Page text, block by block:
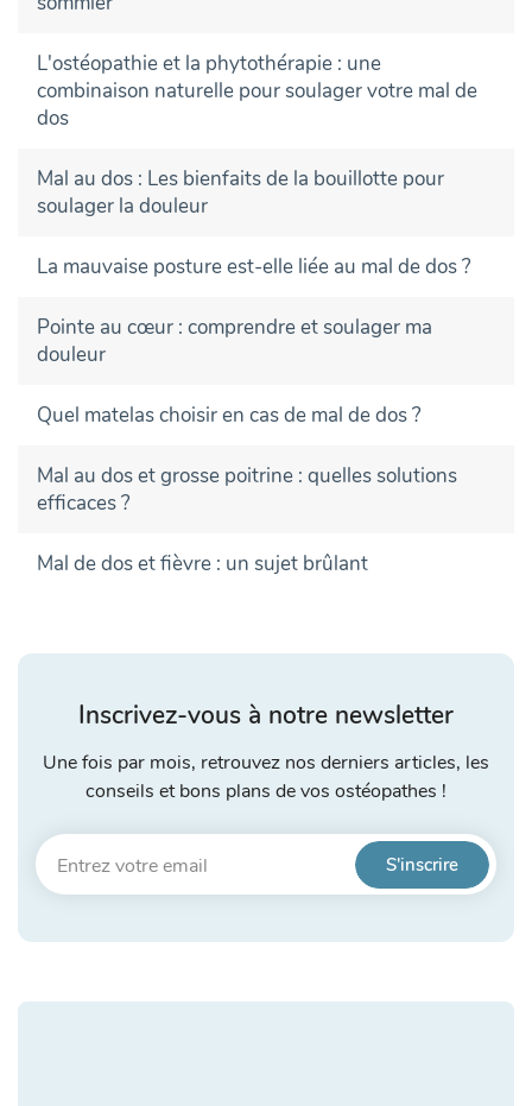
L'ostéopathie et la phytothérapie : une
combinaison naturelle pour soulager votre mal de
dos
Mal au dos : Les bienfaits de la bouillotte pour
soulager la douleur
La mauvaise posture est-elle liée au mal de dos ?
Pointe au cœur : comprendre et soulager ma
douleur
Quel matelas choisir en cas de mal de dos ?
Mal au dos et grosse poitrine : quelles solutions
efficaces ?
Mal de dos et fièvre : un sujet brûlant
Inscrivez-vous à notre newsletter
Une fois par mois, retrouvez nos derniers articles, les
conseils et bons plans de vos ostéopathes !